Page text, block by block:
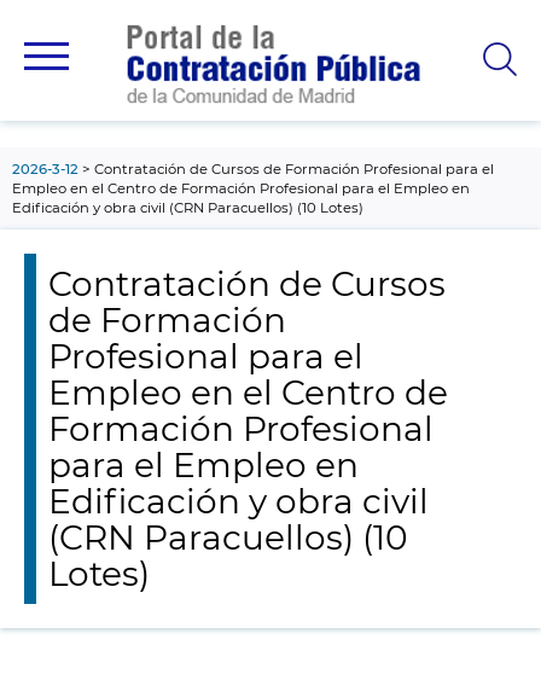
principal
2026-3-12
Contratación de Cursos de Formación Profesional para el
Empleo en el Centro de Formación Profesional para el Empleo en
Edificación y obra civil (CRN Paracuellos) (10 Lotes)
Contratación de Cursos
de Formación
Profesional para el
Empleo en el Centro de
Formación Profesional
para el Empleo en
Edificación y obra civil
(CRN Paracuellos) (10
Lotes)